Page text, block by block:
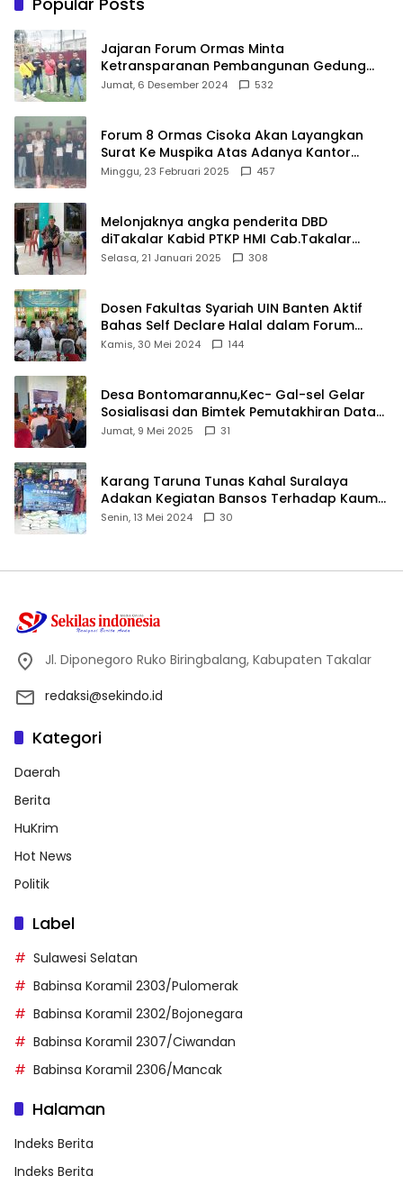
Jajaran Forum Ormas Minta
Ketransparanan Pembangunan Gedung
Damkar Di Kecamatan Cisoka
Jumat, 6 Desember 2024 532
Forum 8 Ormas Cisoka Akan Layangkan
Surat Ke Muspika Atas Adanya Kantor
Matel di Cisoka
Minggu, 23 Februari 2025 457
Melonjaknya angka penderita DBD
diTakalar Kabid PTKP HMI Cab.Takalar
angkat bicara
Selasa, 21 Januari 2025 308
Dosen Fakultas Syariah UIN Banten Aktif
Bahas Self Declare Halal dalam Forum
Ijtima Ulama MUI
Kamis, 30 Mei 2024 144
Desa Bontomarannu,Kec- Gal-sel Gelar
Sosialisasi dan Bimtek Pemutakhiran Data
ID
Jumat, 9 Mei 2025 31
Karang Taruna Tunas Kahal Suralaya
Adakan Kegiatan Bansos Terhadap Kaum
Dhuafa dan Anak Yatim-Piatu
Senin, 13 Mei 2024 30
Jl. Diponegoro Ruko Biringbalang, Kabupaten Takalar
redaksi@sekindo.id
Kategori
Daerah
Berita
HuKrim
Hot News
Politik
Label
Sulawesi Selatan
Babinsa Koramil 2303/Pulomerak
Babinsa Koramil 2302/Bojonegara
Babinsa Koramil 2307/Ciwandan
Babinsa Koramil 2306/Mancak
Halaman
Indeks Berita
Indeks Berita